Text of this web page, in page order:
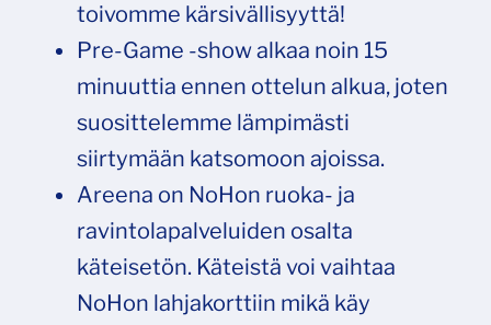
toivomme kärsivällisyyttä!
Pre-Game -show alkaa noin 15
minuuttia ennen ottelun alkua, joten
suosittelemme lämpimästi
siirtymään katsomoon ajoissa.
Areena on NoHon ruoka- ja
ravintolapalveluiden osalta
käteisetön. Käteistä voi vaihtaa
NoHon lahjakorttiin mikä käy